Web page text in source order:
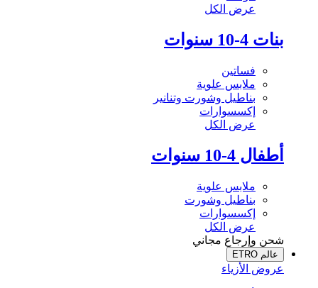
عرض الكل
بنات 4-10 سنوات
فساتين
ملابس علوية
بناطيل وشورت وتنانير
إكسسوارات
عرض الكل
أطفال 4-10 سنوات
ملابس علوية
بناطيل وشورت
إكسسوارات
عرض الكل
شحن وإرجاع مجاني
عالم ETRO
عروض الأزياء